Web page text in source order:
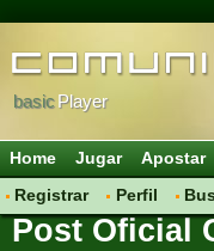
basicPlayer
Home Jugar Apostar
Registrar
Perfil
Post Oficial